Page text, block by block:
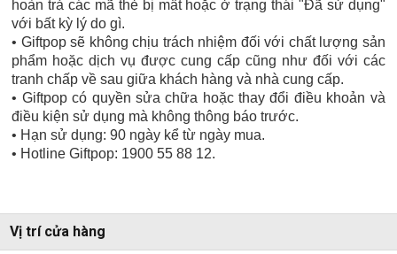
hoàn trả các mã thẻ bị mất hoặc ở trạng thái "Đã sử dụng"
với bất kỳ lý do gì.
• Giftpop sẽ không chịu trách nhiệm đối với chất lượng sản
phẩm hoặc dịch vụ được cung cấp cũng như đối với các
tranh chấp về sau giữa khách hàng và nhà cung cấp.
• Giftpop có quyền sửa chữa hoặc thay đổi điều khoản và
điều kiện sử dụng mà không thông báo trước.
• Hạn sử dụng: 90 ngày kể từ ngày mua.
• Hotline Giftpop: 1900 55 88 12.
Vị trí cửa hàng